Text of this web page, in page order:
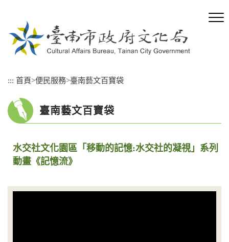
::: 首頁>便民服務>臺南藝文百寶袋
臺南藝文百寶袋
水交社文化園區「移動的記憶:水交社的凝視」系列
動畫《記憶流》